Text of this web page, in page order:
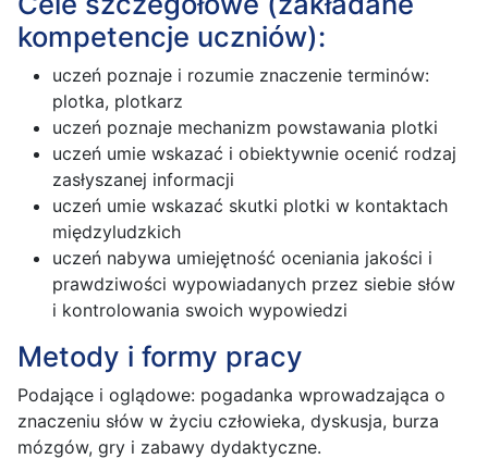
kompetencje uczniów):
uczeń poznaje i rozumie znaczenie terminów:
plotka, plotkarz
uczeń poznaje mechanizm powstawania plotki
uczeń umie wskazać i obiektywnie ocenić rodzaj
zasłyszanej informacji
uczeń umie wskazać skutki plotki w kontaktach
międzyludzkich
uczeń nabywa umiejętność oceniania jakości i
prawdziwości wypowiadanych przez siebie słów
i kontrolowania swoich wypowiedzi
Metody i formy pracy
Podające i oglądowe: pogadanka wprowadzająca o
znaczeniu słów w życiu człowieka, dyskusja, burza
mózgów, gry i zabawy dydaktyczne.